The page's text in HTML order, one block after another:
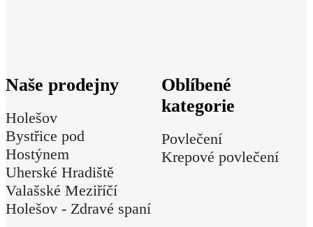
Naše prodejny
Holešov
Bystřice pod
Hostýnem
Uherské Hradiště
Valašské Meziříčí
Holešov - Zdravé spaní
Oblíbené
kategorie
Povlečení
Krepové povlečení